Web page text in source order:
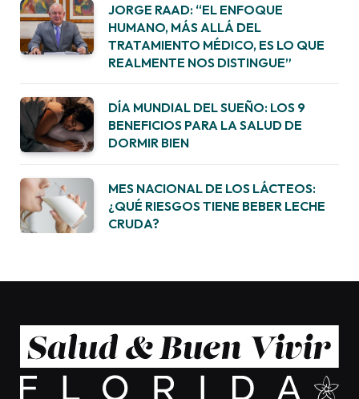
JORGE RAAD: “EL ENFOQUE
HUMANO, MÁS ALLÁ DEL
TRATAMIENTO MÉDICO, ES LO QUE
REALMENTE NOS DISTINGUE”
DÍA MUNDIAL DEL SUEÑO: LOS 9
BENEFICIOS PARA LA SALUD DE
DORMIR BIEN
MES NACIONAL DE LOS LÁCTEOS:
¿QUÉ RIESGOS TIENE BEBER LECHE
CRUDA?